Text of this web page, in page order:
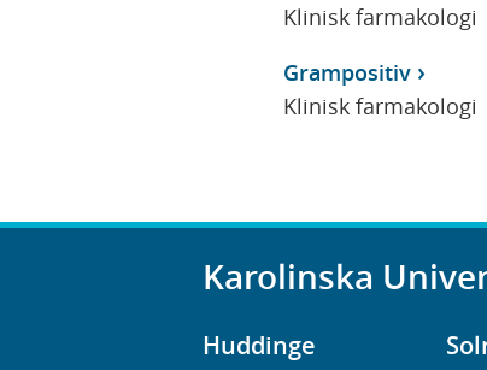
Klinisk farmakologi
Grampositiv
Klinisk farmakologi
Karolinska
Huddinge